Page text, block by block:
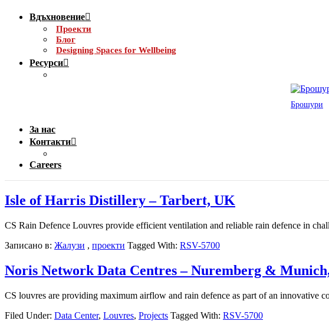
Вдъхновение
Проекти
Блог
Designing Spaces for Wellbeing
Ресурси
Брошури
За нас
Контакти
Careers
Isle of Harris Distillery – Tarbert, UK
CS Rain Defence Louvres provide efficient ventilation and reliable rain defence in
Записано в: Жалузи , проекти Tagged With: RSV-5700
Noris Network Data Centres – Nuremberg &
CS louvres are providing maximum airflow and rain defence as part of an innovative
Filed Under: Data Center, Louvres, Projects Tagged With: RSV-5700